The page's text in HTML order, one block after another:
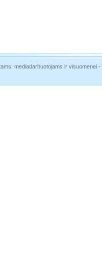
mediadarbuotojams ir visuomenei